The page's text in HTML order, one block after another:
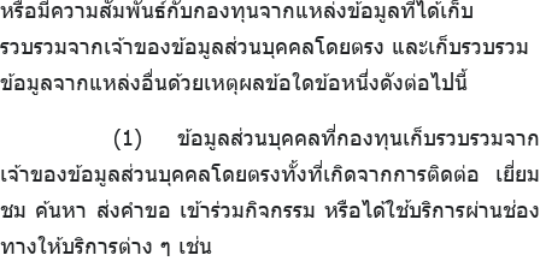
หรือมีความสัมพันธ์กับกองทุนจากแหล่งข้อมูลที่ได้เก็บ
รวบรวมจากเจ้าของข้อมูลส่วนบุคคลโดยตรง และเก็บรวบรวม
ข้อมูลจากแหล่งอื่นด้วยเหตุผลข้อใดข้อหนึ่งดังต่อไปนี้
ข้อมูลส่วนบุคคลที่กองทุนเก็บรวบรวมจาก
เจ้าของข้อมูลส่วนบุคคลโดยตรงทั้งที่เกิดจากการติดต่อ เยี่ยม
ชม ค้นหา ส่งคำขอ เข้าร่วมกิจกรรม หรือได้ใช้บริการผ่านช่อง
ทางให้บริการต่าง ๆ เช่น